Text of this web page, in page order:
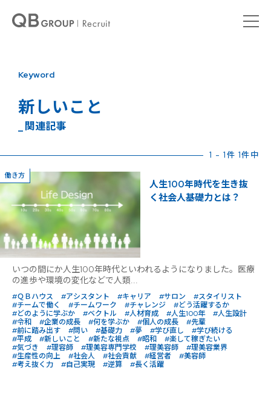
Keyword
新しいこと
_ 関連記事
1 - 1件 1件中
働き方
人生100年時代を生き抜
く社会人基礎力とは？
いつの間にか人生100年時代といわれるようになりました。医療
の進歩や環境の変化などで人類...
#ＱＢハウス #アシスタント #キャリア #サロン
#スタイリスト
#チームで働く
#チームワーク #チャレンジ
#どう活躍するか
#どのように学ぶか
#ベクトル #人材育成 #人生100年
#人生設計
#令和
#企業の成長 #何を学ぶか #個人の成長
#先輩
#前に踏み出す
#問い #基礎力 #夢 #学び直し
#学び続ける
#平成
#新しいこと #新たな視点 #昭和
#楽して稼ぎたい
#気づき
#理容師 #理美容専門学校 #理美容師
#理美容業界
#生産性の向上
#社会人 #社会貢献 #経営者
#美容師
#考え抜く力
#自己実現 #逆算 #長く活躍